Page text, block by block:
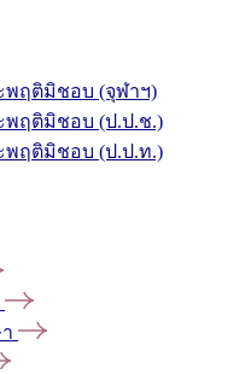
พฤติมิชอบ (จุฬาฯ)
พฤติมิชอบ (ป.ป.ช.)
พฤติมิชอบ (ป.ป.ท.)